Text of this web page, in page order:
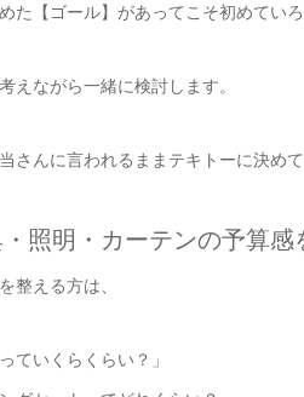
た【ゴール】があってこそ初めてい
えながら一緒に検討します。
当さんに言われるままテキトーに決め
照明・カーテンの予算感
整える方は、
ていくらくらい？」